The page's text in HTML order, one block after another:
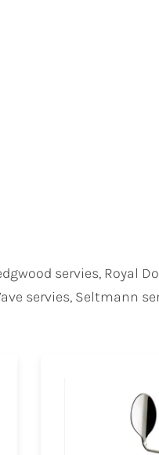
servies, Royal
servies, Seltmann